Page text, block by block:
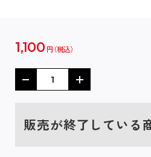
1,100 円
販売が終了している